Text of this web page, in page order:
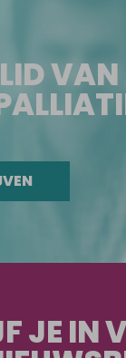
VAN
JE IN